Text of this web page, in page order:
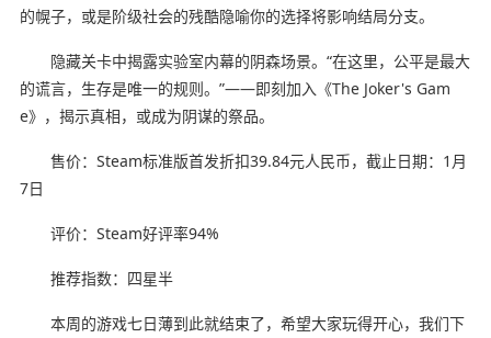
的幌子，或是阶级社会的残酷隐喻你的选择将影响结局分支。
隐藏关卡中揭露实验室内幕的阴森场景。“在这里，公平是最大
的谎言，生存是唯一的规则。”——即刻加入《The Joker's Gam
e》，揭示真相，或成为阴谋的祭品。
售价：Steam标准版首发折扣39.84元人民币，截止日期：1月
7日
评价：Steam好评率94%
推荐指数：四星半
本周的游戏七日薄到此就结束了，希望大家玩得开心，我们下